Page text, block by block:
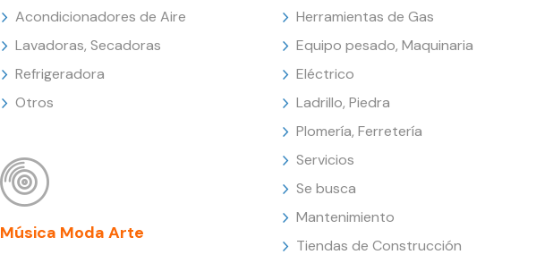
Acondicionadores de Aire
Lavadoras, Secadoras
Refrigeradora
Otros
Música Moda Arte
Herramientas de Gas
Equipo pesado, Maquinaria
Eléctrico
Ladrillo, Piedra
Plomería, Ferretería
Servicios
Se busca
Mantenimiento
Tiendas de Construcción